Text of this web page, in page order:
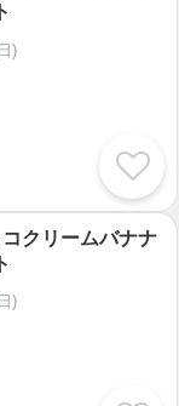
)
クリームバナナ
)